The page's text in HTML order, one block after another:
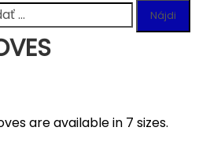
are available in 7 sizes.